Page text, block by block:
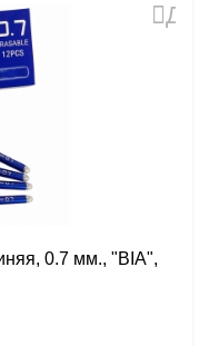
0.7 мм., "BIA",